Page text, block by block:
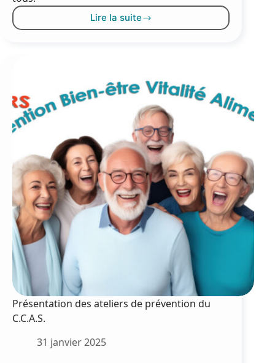
Lire la suite
Les
Présentation des ateliers de prévention du
C.C.A.S.
31 janvier 2025